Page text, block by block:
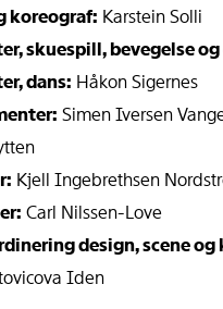
koreograf: Karstein Solli
skuespill, bevegelse
dans: Håkon Sigernes
Simen Iversen
Kjell Ingebrethsen
Carl Nilssen-Love
design, scene og
Iden